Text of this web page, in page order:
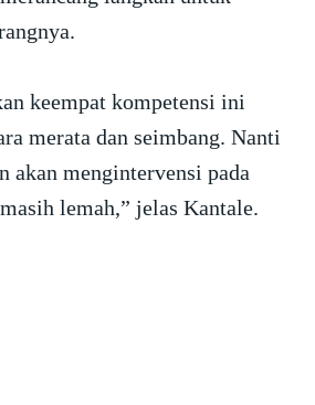
keempat kompetensi ini
merata dan seimbang. Nanti
akan mengintervensi pada
lemah,” jelas Kantale.